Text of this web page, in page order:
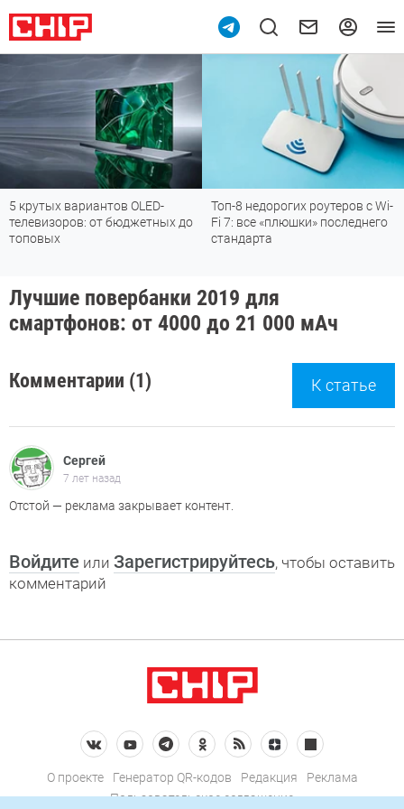
5 крутых вариантов OLED-
телевизоров: от бюджетных до
топовых
Топ-8 недорогих роутеров с Wi-
Fi 7: все «плюшки» последнего
стандарта
Лучшие повербанки 2019 для
смартфонов: от 4000 до 21 000 мАч
Комментарии (1) К статье
Сергей
7 лет назад
Отстой — реклама закрывает контент.
Войдите или Зарегистрируйтесь, чтобы оставить
комментарий
О проекте Генератор QR-кодов Редакция
Реклама
Пользовательское соглашение